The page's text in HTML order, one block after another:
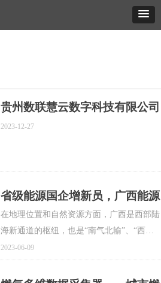
贵州数联慧云数字科技有限公司
与华为云计算技术有限公司签署
2023-12-27
省级能源国企增新员，广西能源
集团成立！天然气业务覆盖上中
下游，将开启当地天然气产业链
在地理位置和自然资源方面，广西是西部陆
海新通道的枢纽，也是“南气北输”、“西电
东送”的重要通道，水资源、页岩气、石油
与天然气等资源丰富。广西能源集团成立
后，不仅将促进广西上中下游产业链协同发
2023-06-09